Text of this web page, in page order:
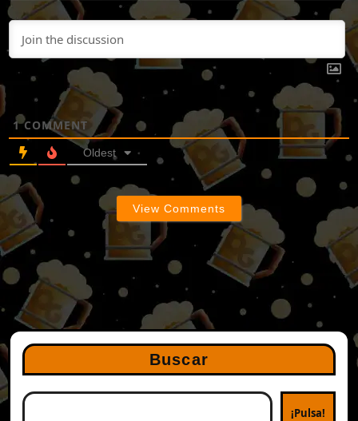
1COMMENT
Oldest
View Comments
Buscar
¡Pulsa!